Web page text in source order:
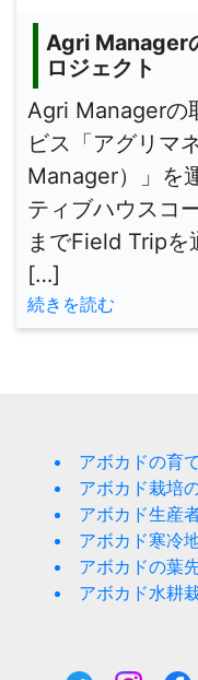
Agri Manager
ロジェクト
Agri Managerの
ビス「アグリマ
Manager）」を
ティブハウスコ
までField Tripを
[…]
続きを読む
アボカドの育
アボカド栽培
アボカド生産
アボカド寒冷
アボカドの葉
アボカド水耕